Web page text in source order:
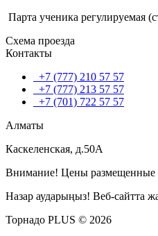
Парта ученика регулируемая
Схема проезда
Контакты
+7 (777) 210 57 57
+7 (777) 213 57 57
+7 (701) 722 57 57
Алматы
Каскеленская, д.50А
Внимание! Цены размещенные
Назар аударыңыз! Веб-сайтта
Торнадо PLUS © 2026